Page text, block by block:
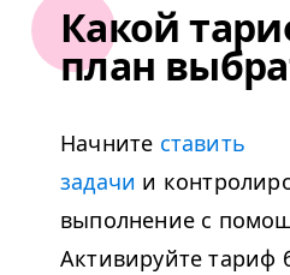
Какой
план
Начните ставить
задачи и
выполнение с
Активируйте тариф